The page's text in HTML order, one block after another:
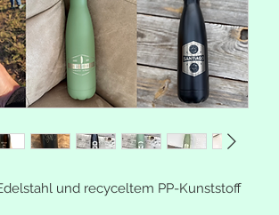
und recyceltem PP-Kunststoff